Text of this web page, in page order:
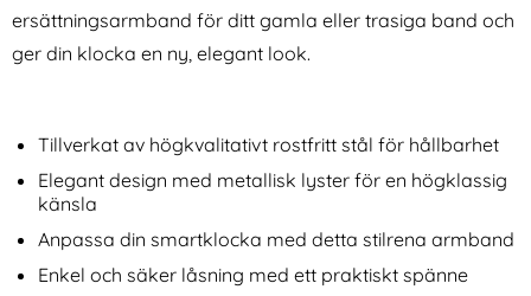
ersättningsarmband för ditt gamla eller trasiga band och
ger din klocka en ny, elegant look.
Tillverkat av högkvalitativt rostfritt stål för hållbarhet
Elegant design med metallisk lyster för en högklassig
känsla
Anpassa din smartklocka med detta stilrena armband
Enkel och säker låsning med ett praktiskt spänne